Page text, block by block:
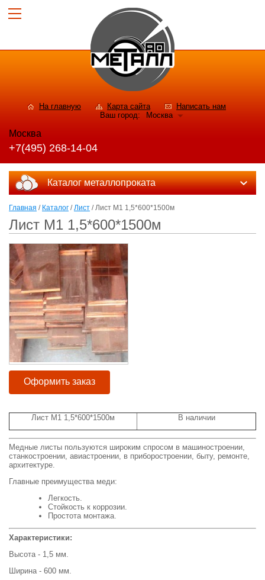
На главную Карта сайта
Написать нам
Ваш город:
Москва
Москва
+7(495) 268-14-04
Каталог металлопроката
Главная / Каталог /Лист / Лист М1 1,5*600*1500м
Лист М1 1,5*600*1500м
Оформить заказ
Лист М1 1,5*600*1500м В наличии
Медные листы пользуются широким спросом в машиностроении,
станкостроении, авиастроении, в приборостроении, быту, ремонте,
архитектуре.
Главные преимущества меди:
Легкость.
Стойкость к коррозии.
Простота монтажа.
Характеристики:
Высота - 1,5 мм.
Ширина - 600 мм.